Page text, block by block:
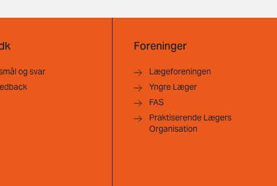
og svar
Foreninger
Lægeforeningen
Yngre Læger
FAS
Praktiserende Lægers
Organisation